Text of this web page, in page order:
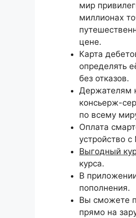
мир
миллионах
цене.
Карта
определять
без отказов.
Держателям
консьерж-
по всему
Оплата
устройство
Выгодный
курса.
В
пополнения.
Вы сможете
прямо на